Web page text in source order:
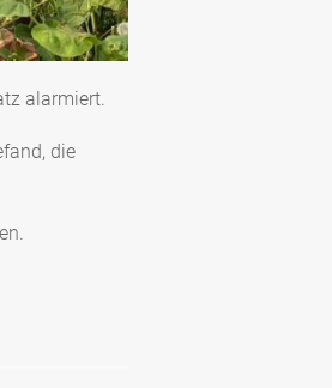
alarmiert.
die